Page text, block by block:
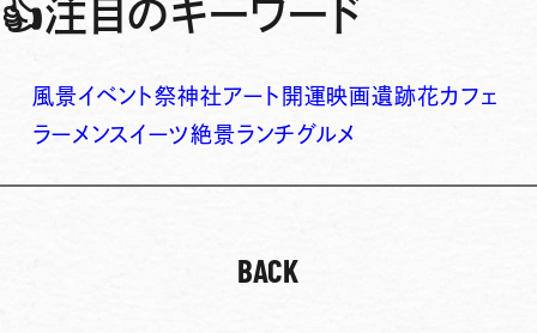
👍注目のキーワード
風景イベント祭神社アート 開運映画遺跡花カフェ
ラーメンスイーツ絶景ランチグルメ
BACK